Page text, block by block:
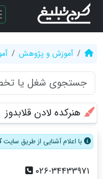
آموزش و پژوهش
هنرکده لادن قلابدوز
با اعلام آشنایی از طریق سایت
026-34433971